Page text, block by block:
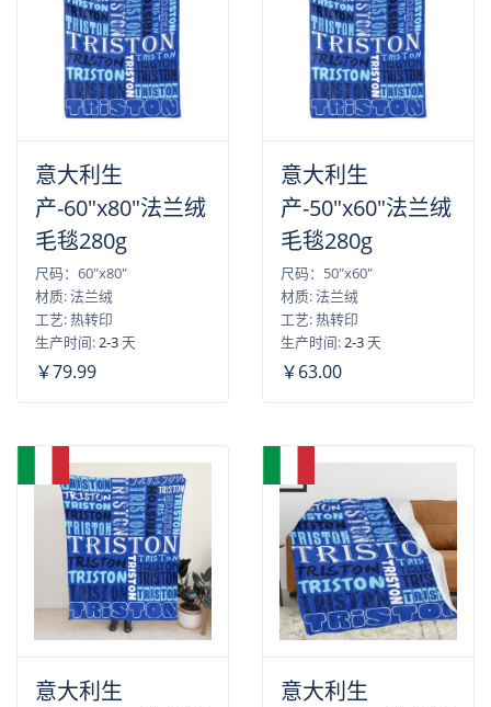
意大利生
产-60"x80"法兰绒
毛毯280g
尺码：60"x80"
材质: 法兰绒
工艺: 热转印
生产时间:2-3天
￥79.99
意大利生
产-50"x60"法兰绒
毛毯280g
尺码：50"x60"
材质: 法兰绒
工艺: 热转印
生产时间:2-3天
￥63.00
意大利生
意大利生